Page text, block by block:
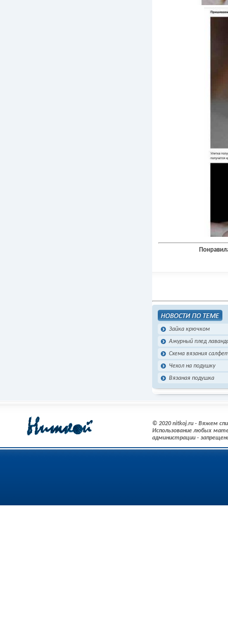
Зайка крючком
Ажурный плед
Схема вязания
Чехол на подушку
Вязаная подушка
© 2020 nitkoj.ru - Вяжем
Использование любых
администрации -